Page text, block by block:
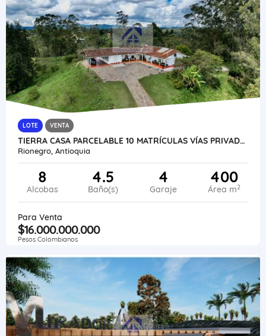
LOTE VENTA
TIERRA CASA PARCELABLE 10 MATRÍCULAS VÍAS PRIVADAS EXPLANACIÓN PERMUTA
Rionegro, Antioquia
8
Alcobas
4.5
Baño(s)
4
Garaje
400
Área m2
Para Venta
$16.000.000.000
Pesos Colombianos